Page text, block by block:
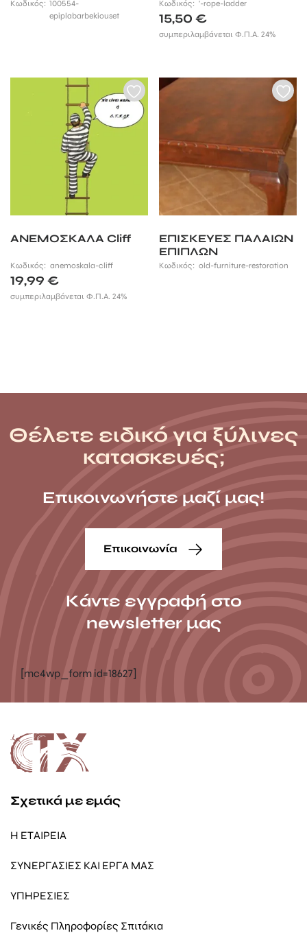
Κωδικός: 100554-
epiplabarbekiouset
Κωδικός:'-rope-ladder
15,50€
συμπεριλαμβάνεται Φ.Π.Α. 24%
ΑΝΕΜΟΣΚΑΛΑ Cliff
Κωδικός: anemoskala-cliff
19,99 €
συμπεριλαμβάνεται Φ.Π.Α. 24%
ΕΠΙΣΚΕΥΕΣ ΠΑΛΑΙΩΝ
ΕΠΙΠΛΩΝ
Κωδικός:old-furniture-restoration
Θέλετε ειδικό για ξύλινες
κατασκευές;
Επικοινωνήστε μαζί μας!
Επικοινωνία
Κάντε εγγραφή στο
newsletter μας
[mc4wp_form id=18627]
Σχετικά με εμάς
Η ΕΤΑΙΡΕΙΑ
ΣΥΝΕΡΓΑΣΙΕΣ ΚΑΙ ΕΡΓΑ ΜΑΣ
ΥΠΗΡΕΣΙΕΣ
Γενικές Πληροφορίες Σπιτάκια